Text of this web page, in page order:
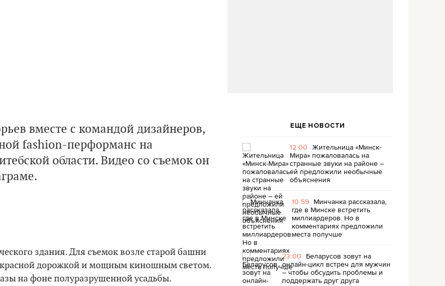
вместе с командой дизайнеров,
fashion-перформанс на
области. Видео со съемок он
здания. Для съемок возле старой башни
дорожкой и мощным киношным светом.
на фоне полуразрушенной усадьбы.
ЕЩЕ НОВОСТИ
12:00 Жительница «Минск-
Мира» пожаловалась на
странные звуки на районе –
ей предложили необычные
объяснения
10:59 Минчанка рассказала,
где в Минске встретить
миллиардеров. Но в
комментариях предложили
места получше
23:00 Беларусов зовут на
онлайн-цикл встреч для мужчин
– чтобы обсудить проблемы и
поддержать друг друга